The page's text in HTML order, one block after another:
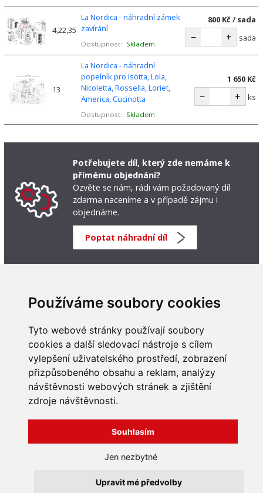
Používáme soubory cookies
Tyto webové stránky používají soubory
cookies a další sledovací nástroje s cílem
vylepšení uživatelského prostředí, zobrazení
přizpůsobeného obsahu a reklam, analýzy
návštěvnosti webových stránek a zjištění
zdroje návštěvnosti.
Souhlasím
Jen nezbytné
Upravit mé předvolby
4,22,35
La Nordica - náhradní zámek
zavírání
Dostupnost: Skladem
800 Kč / sada
− + sada
13
La Nordica - náhradní
popelník pro Isotta, Lola,
Nicoletta, Rossella, Loriet,
America, Cucinotta
Dostupnost: Skladem
1 650 Kč
− + ks
Potřebujete díl, který zde nemáme k
přímému objednání?
Ozvěte se nám, rádi vám požadovaný díl
zdarma naceníme a v případě zájmu i
objednáme.
Poptat náhradní díl
INFORMACE
Obchodní podmínky
Zpracování a ochrana
osobních údajů
Jak nakupovat
Kontakt
Reklamace, odstoupení od
profesionální webové stránky: triangl web
grafika: dwgd